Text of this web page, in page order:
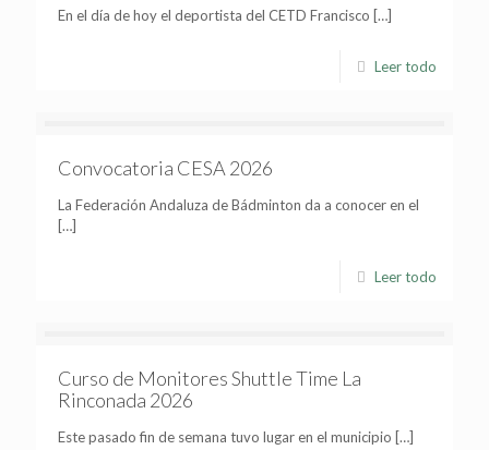
En el día de hoy el deportista del CETD Francisco […]
Leer todo
Convocatoria CESA 2026
La Federación Andaluza de Bádminton da a conocer en el
[…]
Leer todo
Curso de Monitores Shuttle Time La
Rinconada 2026
Este pasado fin de semana tuvo lugar en el municipio […]